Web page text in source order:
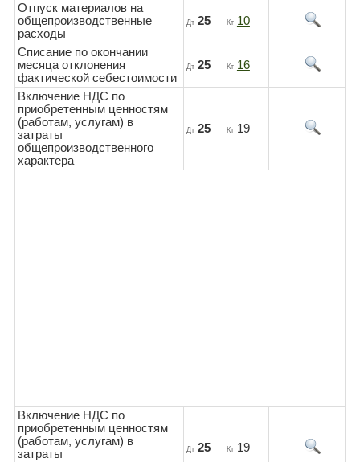
Отпуск материалов на
общепроизводственные
расходы
Дт 25 Кт 10
Списание по окончании
месяца отклонения
фактической себестоимости
Дт 25 Кт 16
Включение НДС по
приобретенным ценностям
(работам, услугам) в
затраты
общепроизводственного
характера
Дт 25 Кт19
Включение НДС по
приобретенным ценностям
(работам, услугам) в
затраты
Дт 25 Кт19